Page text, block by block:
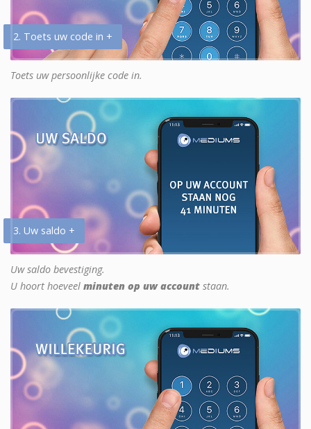
2. Toets uw code in +
Toets uw persoonlijke code in.
3. Uw saldo +
Uw saldo bevestiging.
U hoort hoeveel minuten op uw account staan.